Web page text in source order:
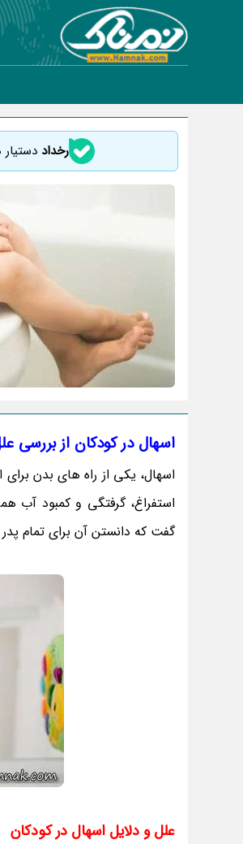
رخداد
اسهال در کودکان از بررسی
اسهال، یکی از راه های بدن
استفراغ، گرفتگی و کمبود آب
گفت که دانستن آن برای تمام
علل و دلایل اسهال در کودکان